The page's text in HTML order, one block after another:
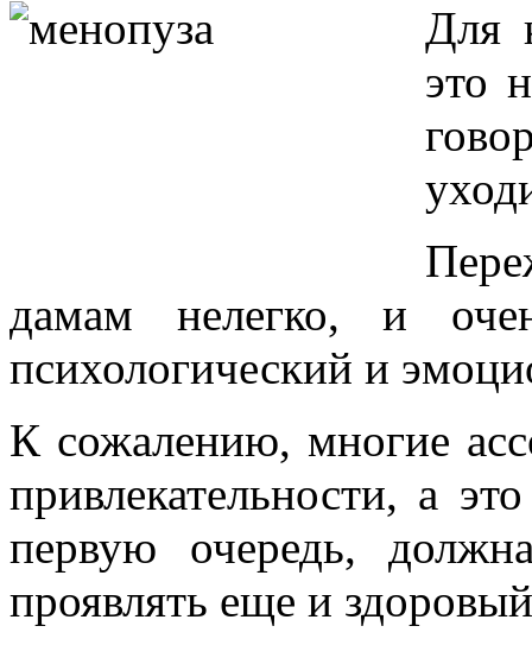
Для
это
дамам нелегко, и
психологический и
К сожалению, многие
привлекательности, а
первую очередь,
проявлять еще и